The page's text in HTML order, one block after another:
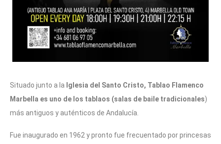
Situado junto a la Iglesia del Santo Cristo, Tablao Flamenco
Marbella es uno de los tablaos (salas de baile tradicionales)
más antiguos y auténticos de Andalucía.
Fue inaugurado en 1962 y pronto fue frecuentado por princesas